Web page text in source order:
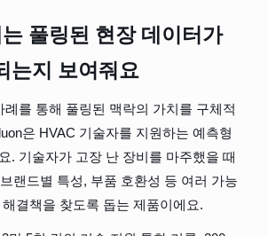
풀링된 현장 데이터가
는지 보여줘요
례를 통해 풀링된 맥락의 가치를 구체적
은 HVAC 기술자를 지원하는 예측형
. 기술자가 고장 난 장비를 마주했을 때
랜드별 특성, 부품 호환성 등 여러 가능
결책을 찾도록 돕는 제품이에요.